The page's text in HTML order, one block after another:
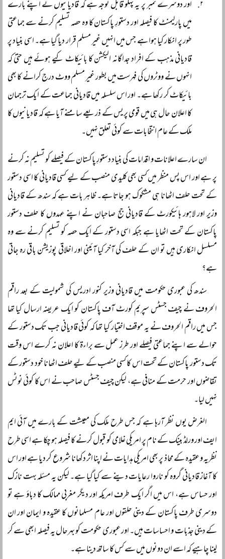
اور دوسرے نمبر پر یہ پہلو قابل توجہ ہے کہ قادیانیوں نے اپنے بارے
میں پارلیمنٹ کا فیصلہ اور دستورِ پاکستان کا وہ حصہ تسلیم کرنے سے جماعتی
طور پر انکار کیا ہوا ہے جس میں انہیں غیر مسلم قرار دیا گیا ہے۔ اسی بنیاد پر
قادیانی مذہب کے افراد جداگانہ الیکشن کا بائیکاٹ کیے ہوئے ہیں حتیٰ کہ
انہوں نے ووٹروں کی فہرست میں بطور غیر مسلم ووٹ درج کرانے کا بھی
بائیکاٹ کر رکھا ہے۔ اور اس سلسلہ میں قادیانی جماعت کے ایک ترجمان
کا اعلان حال ہی میں قومی پریس کے ذریعے سامنے آیا ہے کہ قادیانیوں کا
ملک کے عام انتخابات سے کوئی تعلق نہیں۔
ان سارے اعلانات و اقدامات کی بنیاد دستورِ پاکستان کے فیصلے کو تسلیم نہ کرنے
پر ہے اور اس پس منظر میں کسی بھی کلیدی منصب کے لیے کسی قادیانی کا اسی دستور
کے تحت حلف اٹھانا ہی مشکوک ہو جاتا ہے۔ ظاہر بات ہے کہ سندھ کے قادیانی
وزیر اور لاہور ہائیکورٹ کے قادیانی جج صاحبان نے اپنے عہدوں کا حلف دستور
پاکستان کے تحت اٹھایا ہے جبکہ اسی دستور کے ایک حصہ کو تسلیم کرنے سے وہ
مسلسل انکاری ہیں تو ان کے حلف کی آخر کیا آئینی اور اخلاقی پوزیشن باقی رہ جاتی
ہے؟
سندھ کی عبوری حکومت میں قادیانی وزیر کنور ادریس کی شمولیت کے بعد راقم
الحروف نے چیف جسٹس سپریم کورٹ آف پاکستان کو ایک عریضہ ارسال کیا تھا
جس میں راقم الحروف نے یہ موقف اختیار کیا تھا کہ کوئی قادیانی جب تک دستور کے
حوالے سے اپنے جماعتی فیصلے اور طرز عمل سے براءۃ کا اعلان نہ کرے اس وقت
تک دستور پاکستان کے تحت اس کا کسی منصب کے لیے حلف اٹھانا خود دستور کے
تقاضوں اور حرمت کے منافی ہے، لیکن چیف جسٹس صاحب نے اس کا کوئی نوٹس
نہیں لیا۔
الغرض یوں نظر آرہا ہے کہ جس طرح ملک کی معیشت کے بارے میں آئی ایم
ایف اور ورلڈ بینک کے نام پر امریکی غلامی کو قبول کرنے کا فیصلہ ہو چکا ہے اسی طرح
نظریہ و عقیدہ کے محاذ پر بھی امریکی ہدایات نے اپنا اثر دکھانا شروع کر دیا ہے اور اس
کا آغاز قادیانی گروہ کو ناروا رعایات دینے سے کیا گیا ہے۔ لیکن یہ مسئلہ بہت نازک
اور حساس ہے، اس میں اگر ایک طرف امریکہ اور دیگر مغربی ممالک کا دباؤ ہے تو
دوسری طرف پاکستان کے دینی حلقوں اور عام مسلمانوں کا عقیدہ و ایمان اور ان
کے دینی جذبات و احساسات ہیں۔ اور عبوری حکومت کو بہرحال یہ فیصلہ ابھی سے کر
لینا چاہیے کہ اسے ان دونوں میں سے کس کا ساتھ دینا ہے۔